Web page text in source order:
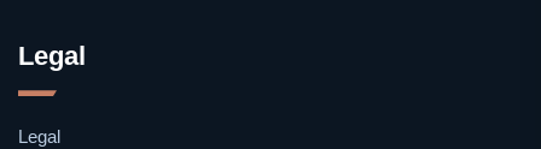
Legal
Legal